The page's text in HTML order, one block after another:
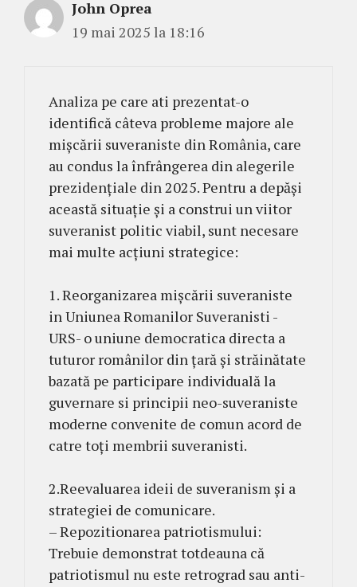
John Oprea
19 mai 2025 la 18:16
Analiza pe care ati prezentat-o
identifică câteva probleme majore ale
mișcării suveraniste din România, care
au condus la înfrângerea din alegerile
prezidențiale din 2025. Pentru a depăși
această situație și a construi un viitor
suveranist politic viabil, sunt necesare
mai multe acțiuni strategice:
1. Reorganizarea mișcării suveraniste
in Uniunea Romanilor Suveranisti -
URS- o uniune democratica directa a
tuturor românilor din țară și străinătate
bazată pe participare individuală la
guvernare si principii neo-suveraniste
moderne convenite de comun acord de
catre toți membrii suveranisti.
2.Reevaluarea ideii de suveranism și a
strategiei de comunicare.
– Repozitionarea patriotismului:
Trebuie demonstrat totdeauna că
patriotismul nu este retrograd sau anti-